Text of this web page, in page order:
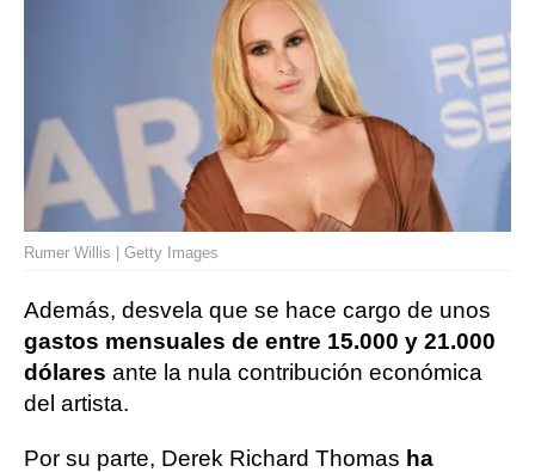
Rumer Willis | Getty Images
Además, desvela que se hace cargo de unos
gastos mensuales de entre 15.000 y 21.000
dólares ante la nula contribución económica
del artista.
Por su parte, Derek Richard Thomas ha